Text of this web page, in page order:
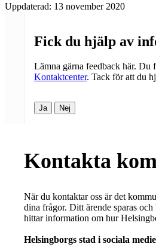
Uppdaterad: 13 november 2020
Fick du hjälp av
Lämna gärna feedback här. Du
Kontaktcenter. Tack för att du
Ja Nej
Kontakta
När du kontaktar oss är det
dina frågor. Ditt ärende sparas
hittar information om hur
Helsingborgs stad i sociala